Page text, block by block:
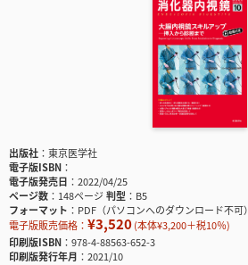
出版社
東京医学社
電子版ISBN
電子版発売日
2022/04/25
ページ数
148ページ判型
B5
フォーマット
PDF（パソコンへのダウンロード不可）
電子版販売価格： ¥3,520(本体¥3,200＋税10％)
印刷版ISBN
978-4-88563-652-3
印刷版発行年月
2021/10